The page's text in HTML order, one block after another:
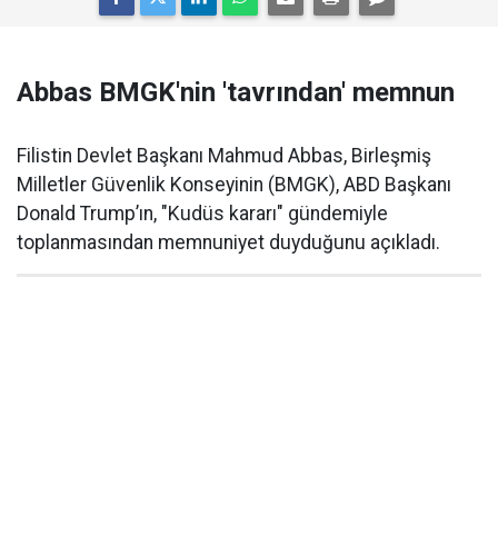
Abbas BMGK'nin 'tavrından' memnun
Filistin Devlet Başkanı Mahmud Abbas, Birleşmiş
Milletler Güvenlik Konseyinin (BMGK), ABD Başkanı
Donald Trump’ın, "Kudüs kararı" gündemiyle
toplanmasından memnuniyet duyduğunu açıkladı.